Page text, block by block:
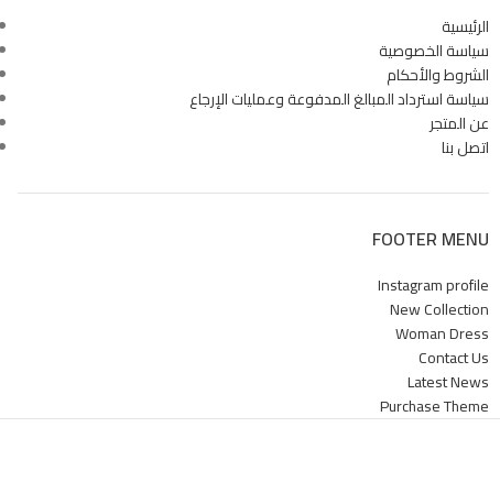
الرئيسية
سياسة الخصوصية
الشروط والأحكام
سياسة استرداد المبالغ المدفوعة وعمليات الإرجاع
عن المتجر
اتصل بنا
FOOTER MENU
Instagram profile
New Collection
Woman Dress
Contact Us
Latest News
Purchase Theme